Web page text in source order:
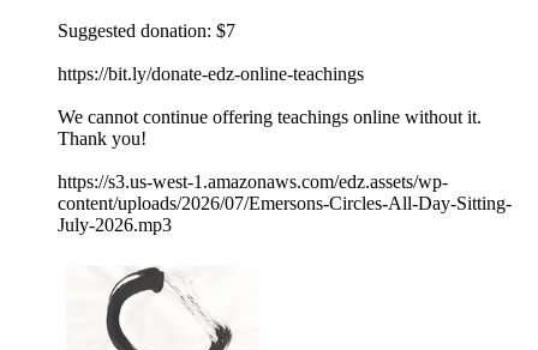
Suggested donation: $7
https://bit.ly/donate-edz-online-teachings
We cannot continue offering teachings online without it.
Thank you!
https://s3.us-west-1.amazonaws.com/edz.assets/wp-
content/uploads/2026/07/Emersons-Circles-All-Day-Sitting-
July-2026.mp3